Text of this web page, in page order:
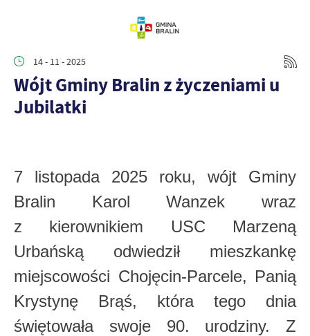
14 - 11 - 2025
Wójt Gminy Bralin z życzeniami u
Jubilatki
7 listopada 2025 roku, wójt Gminy
Bralin Karol Wanzek wraz
z kierownikiem USC Marzeną
Urbańską odwiedził mieszkankę
miejscowości Chojęcin-Parcele, Panią
Krystynę Brąś, która tego dnia
świętowała swoje 90. urodziny. Z